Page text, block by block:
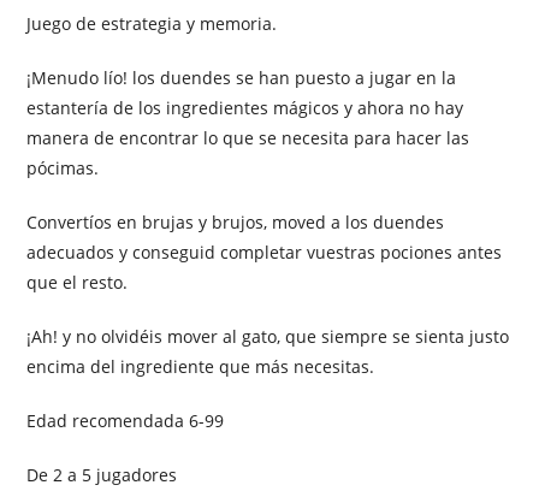
Juego de estrategia y memoria.
¡Menudo lío! los duendes se han puesto a jugar en la
estantería de los ingredientes mágicos y ahora no hay
manera de encontrar lo que se necesita para hacer las
pócimas.
Convertíos en brujas y brujos, moved a los duendes
adecuados y conseguid completar vuestras pociones antes
que el resto.
¡Ah! y no olvidéis mover al gato, que siempre se sienta justo
encima del ingrediente que más necesitas.
Edad recomendada 6-99
De 2 a 5 jugadores